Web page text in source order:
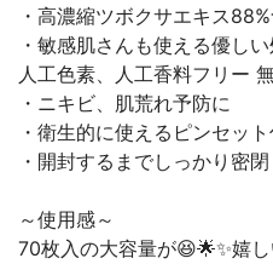
・高濃縮ツボクサエキス
・敏感肌さんも使える優し
人工色素、人工香料フリー
・ニキビ、肌荒れ予防に
・衛生的に使えるピンセット
・開封するまでしっかり密閉
～使用感～
70枚入の大容量が😆🌟✨嬉